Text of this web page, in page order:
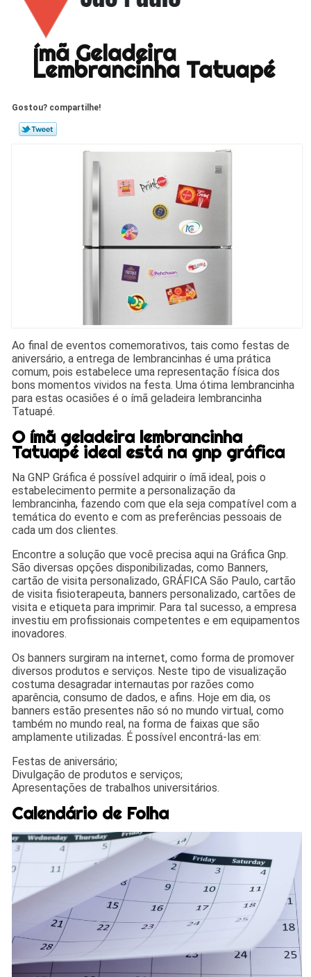
ímã Geladeira
Lembrancinha Tatuapé
Gostou? compartilhe!
Ao final de eventos comemorativos, tais como festas de
aniversário, a entrega de lembrancinhas é uma prática
comum, pois estabelece uma representação física dos
bons momentos vividos na festa. Uma ótima lembrancinha
para estas ocasiões é o ímã geladeira lembrancinha
Tatuapé.
O ímã geladeira lembrancinha
Tatuapé ideal está na gnp gráfica
Na GNP Gráfica é possível adquirir o ímã ideal, pois o
estabelecimento permite a personalização da
lembrancinha, fazendo com que ela seja compatível com a
temática do evento e com as preferências pessoais de
cada um dos clientes.
Encontre a solução que você precisa aqui na Gráfica Gnp.
São diversas opções disponibilizadas, como Banners,
cartão de visita personalizado, GRÁFICA São Paulo, cartão
de visita fisioterapeuta, banners personalizado, cartões de
visita e etiqueta para imprimir. Para tal sucesso, a empresa
investiu em profissionais competentes e em equipamentos
inovadores.
Os banners surgiram na internet, como forma de promover
diversos produtos e serviços. Neste tipo de visualização
costuma desagradar internautas por razões como
aparência, consumo de dados, e afins. Hoje em dia, os
banners estão presentes não só no mundo virtual, como
também no mundo real, na forma de faixas que são
amplamente utilizadas. É possível encontrá-las em:
Festas de aniversário;
Divulgação de produtos e serviços;
Apresentações de trabalhos universitários.
Calendário de Folha